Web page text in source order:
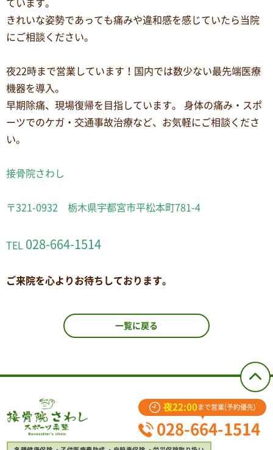
ています。
きれいな姿勢であっても痛みや違和感を感じていたら当院
にご相談ください。
夜22時まで営業しています！国内では数少ない最先端医療
機器を導入。
早期除痛、現場復帰を目指しています。 身体の痛み・スポ
ーツでのケガ・交通事故治療など、お気軽にご相談くださ
い。
接骨院さわし
〒321-0932 栃木県宇都宮市平松本町781-4
TEL 028-664-1514
ご来院を心よりお待ちしております。
一覧に戻る
夜22:00 まで営業(予約優先)
028-664-1514